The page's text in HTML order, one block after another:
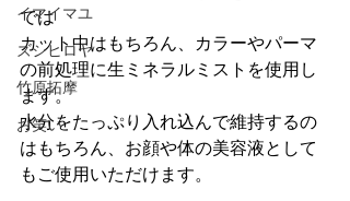
イマイマユ
ズシヒロヤ
竹原拓摩
お笑い
では
カット中はもちろん、カラーやパーマ
の前処理に生ミネラルミストを使用し
ます。
水分をたっぷり入れ込んで維持するの
はもちろん、お顔や体の美容液として
もご使用いただけます。